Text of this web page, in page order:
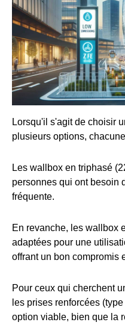
Lorsqu'il s'agit de choisir
plusieurs options,
Les wallbox en triphasé
personnes qui ont besoin
fréquente.
En revanche, les wallbox
adaptées pour une
offrant un bon compromis
Pour ceux qui cherchent
les prises renforcées
option viable, bien que la